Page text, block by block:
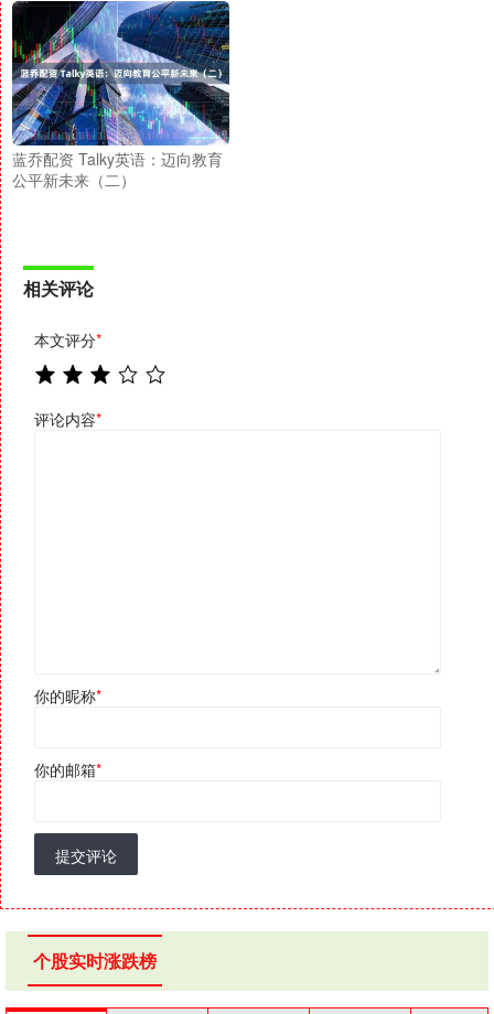
蓝乔配资 Talky英语：迈向教育
公平新未来（二）
相关评论
本文评分*
评论内容*
你的昵称*
你的邮箱*
提交评论
个股实时涨跌榜